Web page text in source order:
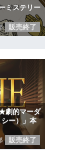
ミステリー
販売終了
劇的マーダ
ー）」本
販売終了